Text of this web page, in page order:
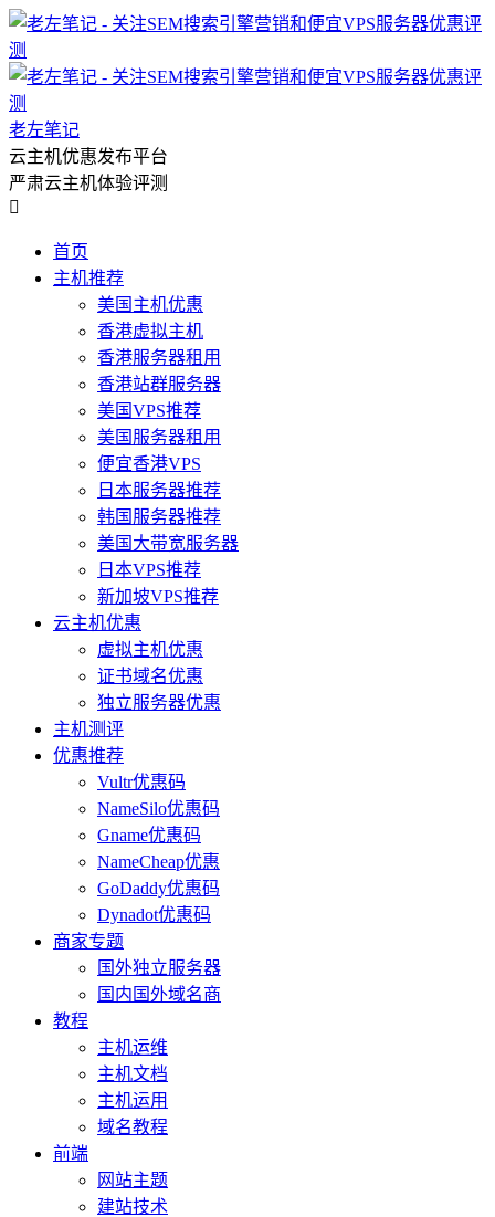
老左笔记
云主机优惠发布平台
严肃云主机体验评测

首页
主机推荐
美国主机优惠
香港虚拟主机
香港服务器租用
香港站群服务器
美国VPS推荐
美国服务器租用
便宜香港VPS
日本服务器推荐
韩国服务器推荐
美国大带宽服务器
日本VPS推荐
新加坡VPS推荐
云主机优惠
虚拟主机优惠
证书域名优惠
独立服务器优惠
主机测评
优惠推荐
Vultr优惠码
NameSilo优惠码
Gname优惠码
NameCheap优惠
GoDaddy优惠码
Dynadot优惠码
商家专题
国外独立服务器
国内国外域名商
教程
主机运维
主机文档
主机运用
域名教程
前端
网站主题
建站技术